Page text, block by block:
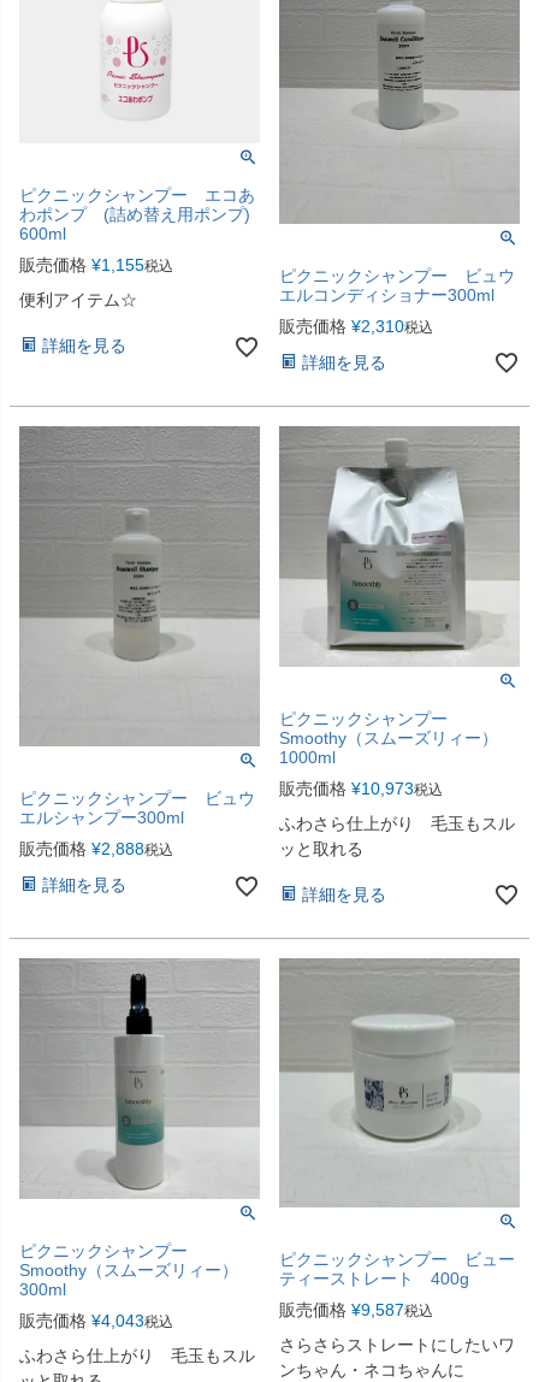
ピクニックシャンプー エコあ
わポンプ (詰め替え用ポンプ)
600ml
販売価格 ¥1,155税込
便利アイテム☆
詳細を見る
ピクニックシャンプー ビュウ
エルコンディショナー300ml
販売価格 ¥2,310税込
詳細を見る
ピクニックシャンプー ビュウ
エルシャンプー300ml
販売価格 ¥2,888税込
詳細を見る
ピクニックシャンプー
Smoothy（スムーズリィー）
1000ml
販売価格 ¥10,973税込
ふわさら仕上がり 毛玉もスル
ッと取れる
詳細を見る
ピクニックシャンプー
Smoothy（スムーズリィー）
300ml
販売価格 ¥4,043税込
ふわさら仕上がり 毛玉もスル
ピクニックシャンプー ビュー
ティーストレート 400g
販売価格 ¥9,587税込
さらさらストレートにしたいワ
ンちゃん・ネコちゃんに